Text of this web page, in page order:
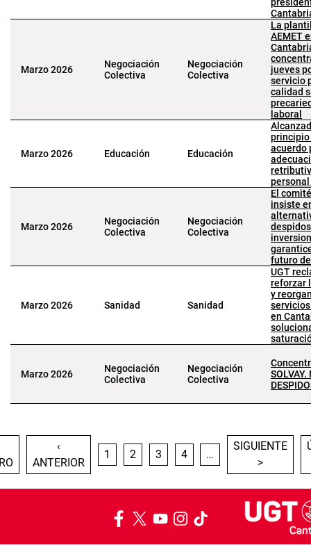
Marzo 2026
Negociación
Colectiva
Negociación
Colectiva
La
AEMET
jueves
servicio
calidad
laboral
Marzo 2026 Educación Educación
principio
acuerdo
Marzo 2026
Negociación
Colectiva
Negociación
Colectiva
El
insiste
futuro
Marzo 2026 Sanidad Sanidad
UGT
reforzar
y
en
Marzo 2026
Negociación
Colectiva
Negociación
Colectiva
SOLVAY.
Paginación
PÁGINAPÁGINA ANTERIOR
‹
ANTERIOR
PÁGINA
1 PÁGINA
2 PÁGINA
3 PÁGINA
4 …
SIGUIENTE
SIGUIENTE
>